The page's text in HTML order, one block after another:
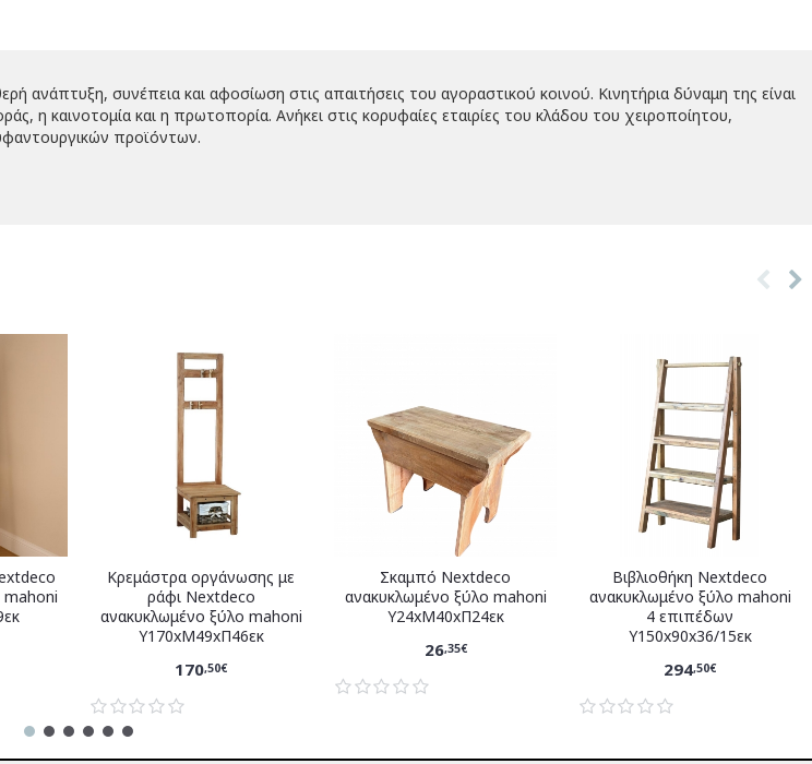
ανάπτυξη, συνέπεια και αφοσίωση στις απαιτήσεις του αγοραστικού κοινού. Κινητήρια δύναμη της είναι
η καινοτομία και η πρωτοπορία. Ανήκει στις κορυφαίες εταιρίες του κλάδου του χειροποίητου,
προϊόντων.
mahoni
Κρεμάστρα οργάνωσης με
ράφι Nextdeco
ανακυκλωμένο ξύλο mahoni
Υ170xM49xΠ46εκ
170,50€
Σκαμπό Nextdeco
ανακυκλωμένο ξύλο mahoni
Υ24xM40xΠ24εκ
26,35€
Βιβλιοθήκη Nextdeco
ανακυκλωμένο ξύλο mahoni
4 επιπέδων
Υ150x90x36/15εκ
294,50€